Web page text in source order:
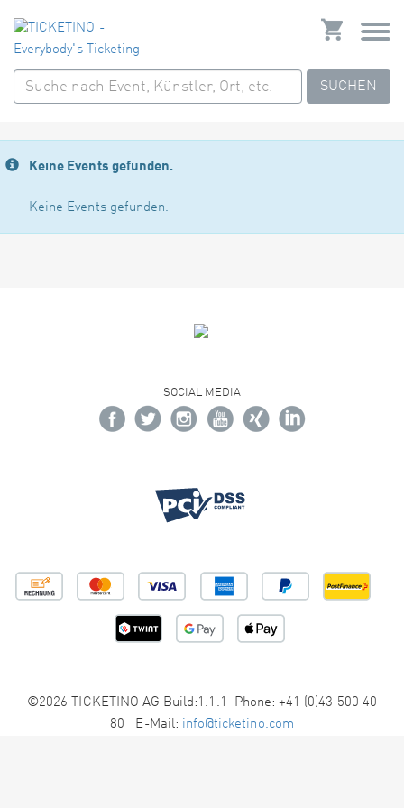
SUCHEN
Keine Events gefunden.
Keine Events gefunden.
SOCIAL MEDIA
©2026 TICKETINO AG Build:1.1.1 Phone: +41 (0)43 500 40
80 E-Mail: info@ticketino.com